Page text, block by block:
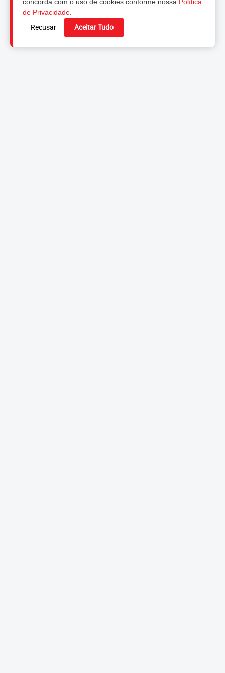
de Privacidade
Recusar
Aceitar Tudo